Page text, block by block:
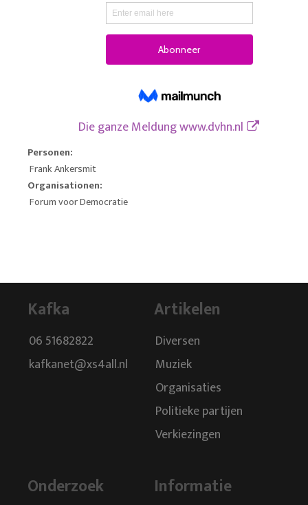
Die ganze Meldungwww.dvhn.nl
Personen:
Frank Ankersmit
Organisationen:
Forum voor Democratie
Kafka
06 51682822
kafkanet@xs4all.nl
Artikelen
Diversen
Muziek
Organisaties
Politieke partijen
Verkiezingen
Onderzoek Informatie